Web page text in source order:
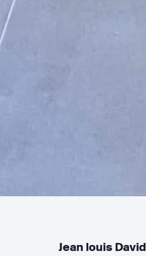
Jean louis David